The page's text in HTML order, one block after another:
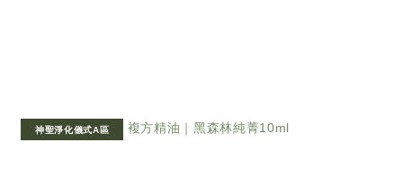
神聖淨化儀式A區